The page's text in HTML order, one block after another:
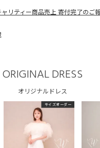
ャリティー商品売上 寄付完了のご
ORIGINAL DRESS
オリジナルドレス
サイズオーダー